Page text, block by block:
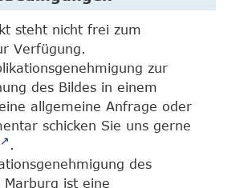
steht nicht frei zum
Verfügung.
zur
des Bildes in einem
allgemeine Anfrage oder
schicken Sie uns gerne
.
des
Marburg ist eine